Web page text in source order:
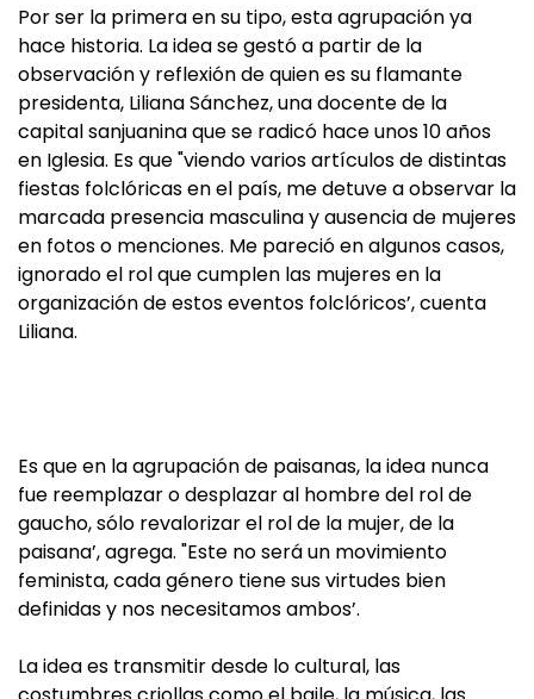
Por ser la primera en su tipo, esta agrupación ya
hace historia. La idea se gestó a partir de la
observación y reflexión de quien es su flamante
presidenta, Liliana Sánchez, una docente de la
capital sanjuanina que se radicó hace unos 10 años
en Iglesia. Es que "viendo varios artículos de distintas
fiestas folclóricas en el país, me detuve a observar la
marcada presencia masculina y ausencia de mujeres
en fotos o menciones. Me pareció en algunos casos,
ignorado el rol que cumplen las mujeres en la
organización de estos eventos folclóricos’, cuenta
Liliana.
Es que en la agrupación de paisanas, la idea nunca
fue reemplazar o desplazar al hombre del rol de
gaucho, sólo revalorizar el rol de la mujer, de la
paisana’, agrega. "Este no será un movimiento
feminista, cada género tiene sus virtudes bien
definidas y nos necesitamos ambos’.
La idea es transmitir desde lo cultural, las